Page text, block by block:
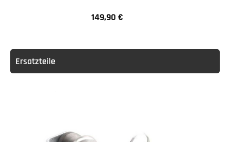
Regulärer Preis:
149,90 €
Ersatzteile